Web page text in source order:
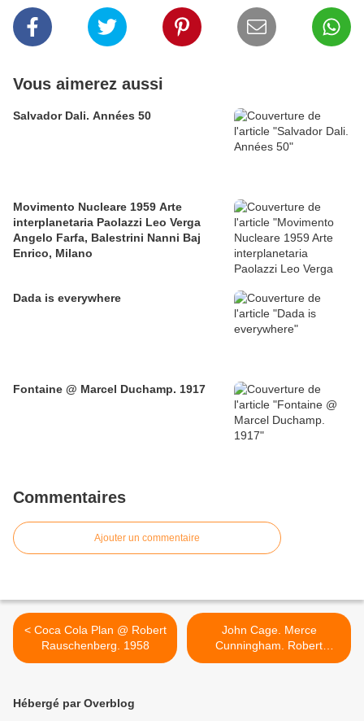
Vous aimerez aussi
Salvador Dali. Années 50
Movimento Nucleare 1959 Arte
interplanetaria Paolazzi Leo Verga
Angelo Farfa, Balestrini Nanni Baj
Enrico, Milano
Dada is everywhere
Fontaine @ Marcel Duchamp. 1917
Commentaires
Ajouter un commentaire
< Coca Cola Plan @ Robert
Rauschenberg. 1958
John Cage. Merce
Cunningham. Robert
Rauschenberg >
Hébergé par Overblog